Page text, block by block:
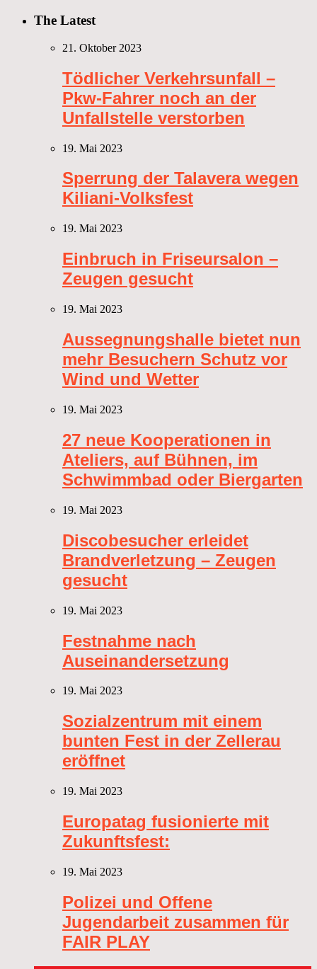
The Latest
21. Oktober 2023
Tödlicher Verkehrsunfall –
Pkw-Fahrer noch an der
Unfallstelle verstorben
19. Mai 2023
Sperrung der Talavera wegen
Kiliani-Volksfest
19. Mai 2023
Einbruch in Friseursalon –
Zeugen gesucht
19. Mai 2023
Aussegnungshalle bietet nun
mehr Besuchern Schutz vor
Wind und Wetter
19. Mai 2023
27 neue Kooperationen in
Ateliers, auf Bühnen, im
Schwimmbad oder Biergarten
19. Mai 2023
Discobesucher erleidet
Brandverletzung – Zeugen
gesucht
19. Mai 2023
Festnahme nach
Auseinandersetzung
19. Mai 2023
Sozialzentrum mit einem
bunten Fest in der Zellerau
eröffnet
19. Mai 2023
Europatag fusionierte mit
Zukunftsfest:
19. Mai 2023
Polizei und Offene
Jugendarbeit zusammen für
FAIR PLAY